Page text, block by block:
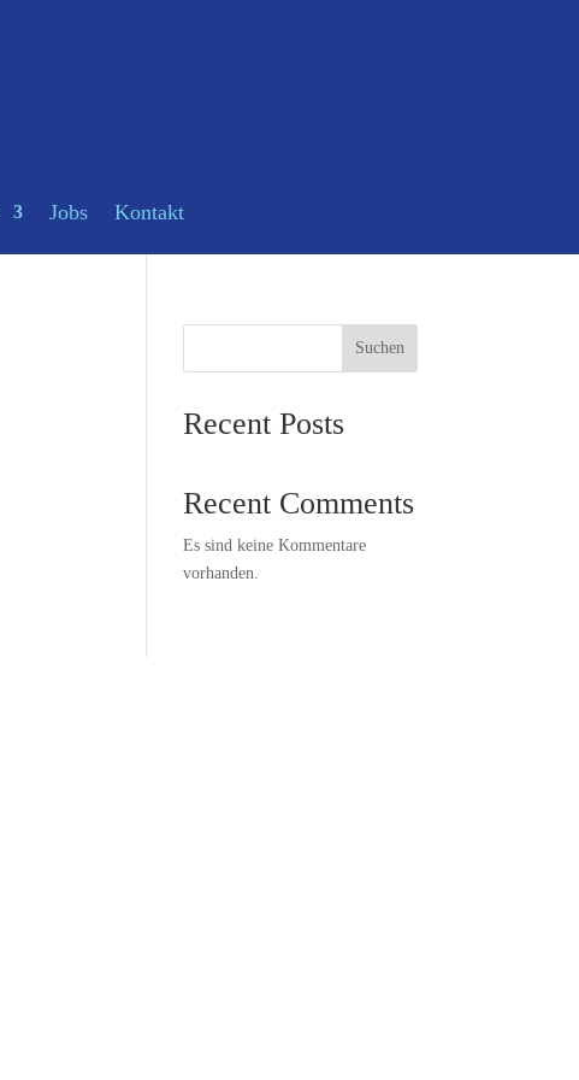
Jobs Kontakt
Suchen
Recent Posts
Recent Comments
Es sind keine Kommentare
vorhanden.